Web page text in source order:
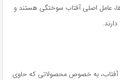
عامل اصلی آفتاب سوختگی هستند و
به خصوص محصولاتی که حاوی